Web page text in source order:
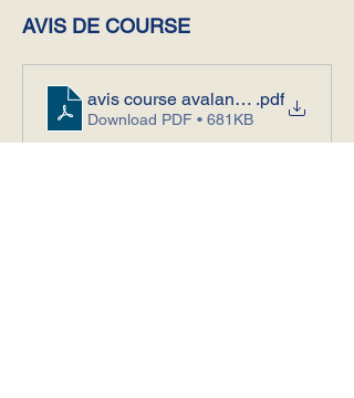
AVIS DE COURSE
avis course avalanche 7 fevrier
.pdf
Download PDF • 681KB